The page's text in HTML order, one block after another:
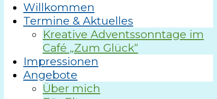
Willkommen
Termine & Aktuelles
Kreative Adventssonntage im
Café „Zum Glück“
Impressionen
Angebote
Über mich